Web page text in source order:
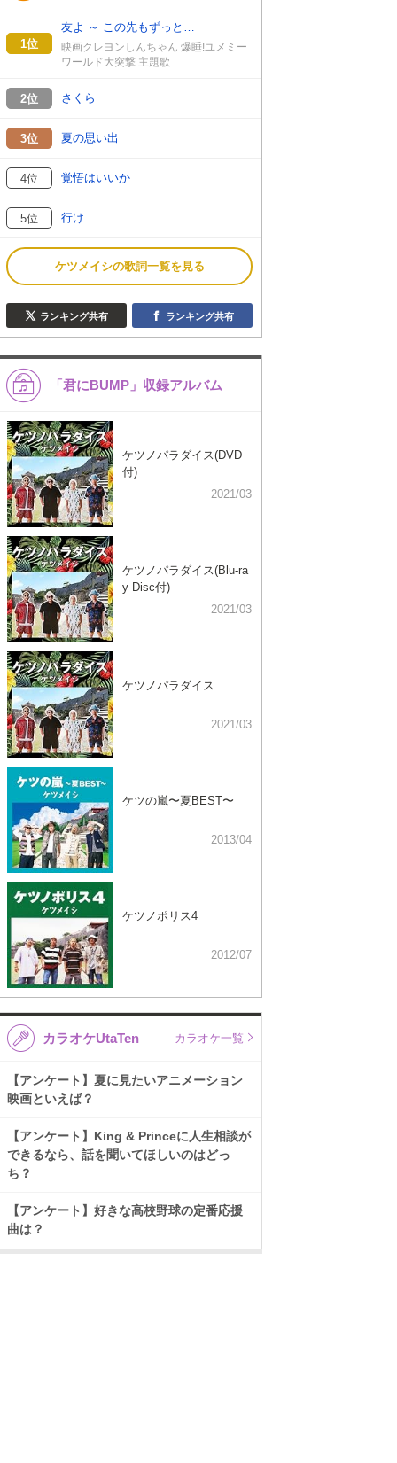
1位
友よ ～ この先もずっと…
映画クレヨンしんちゃん 爆睡!ユメミー
ワールド大突撃 主題歌
2位 さくら
3位 夏の思い出
4位 覚悟はいいか
5位 行け
ケツメイシの歌詞一覧を見る
ランキング共有 ランキング共有
「君にBUMP」収録アルバム
ケツノパラダイス(DVD
付)
2021/03
ケツノパラダイス(Blu-ra
y Disc付)
2021/03
ケツノパラダイス
2021/03
ケツの嵐〜夏BEST〜
2013/04
ケツノポリス4
2012/07
カラオケUtaTen カラオケ一覧
【アンケート】夏に見たいアニメーション
映画といえば？
【アンケート】King & Princeに人生相談が
できるなら、話を聞いてほしいのはどっ
ち？
【アンケート】好きな高校野球の定番応援
曲は？